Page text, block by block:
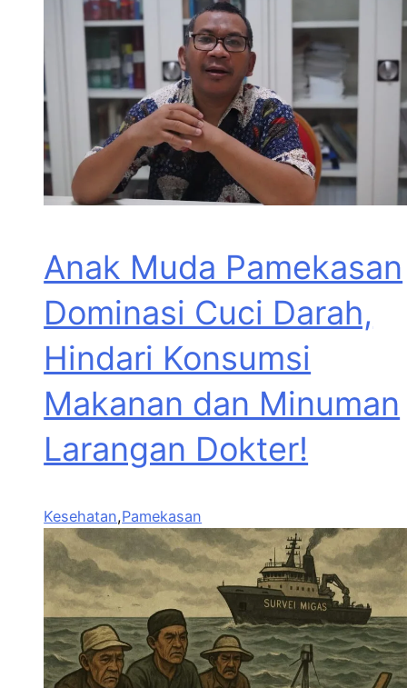
Anak Muda Pamekasan
Dominasi Cuci Darah,
Hindari Konsumsi
Makanan dan Minuman
Larangan Dokter!
Kesehatan,Pamekasan